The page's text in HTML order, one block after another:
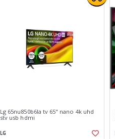
Lg 65nu850b6la tv 65" nano 4k uhd
stv usb hdmi
LG